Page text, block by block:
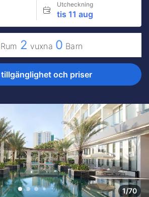
Utcheckning
tis 11 aug
Rum 2 vuxna 0 Barn
tillgänglighet och priser
1/70